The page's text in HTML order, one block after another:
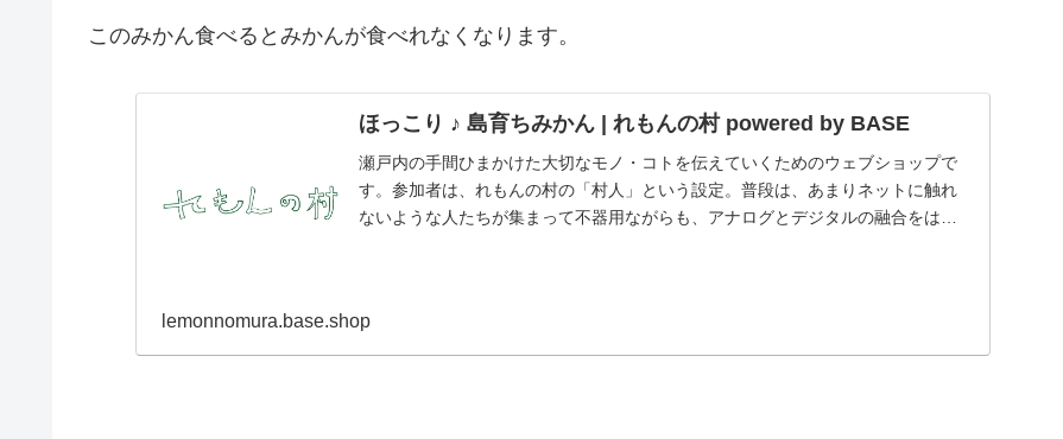
このみかん食べるとみかんが食べれなくなります。
ほっこり ♪ 島育ちみかん | れもんの村 powered by BASE
瀬戸内の手間ひまかけた大切なモノ・コトを伝えていくためのウェブショップで
す。参加者は、れもんの村の「村人」という設定。普段は、あまりネットに触れ
ないような人たちが集まって不器用ながらも、アナログとデジタルの融合をはか
lemonnomura.base.shop